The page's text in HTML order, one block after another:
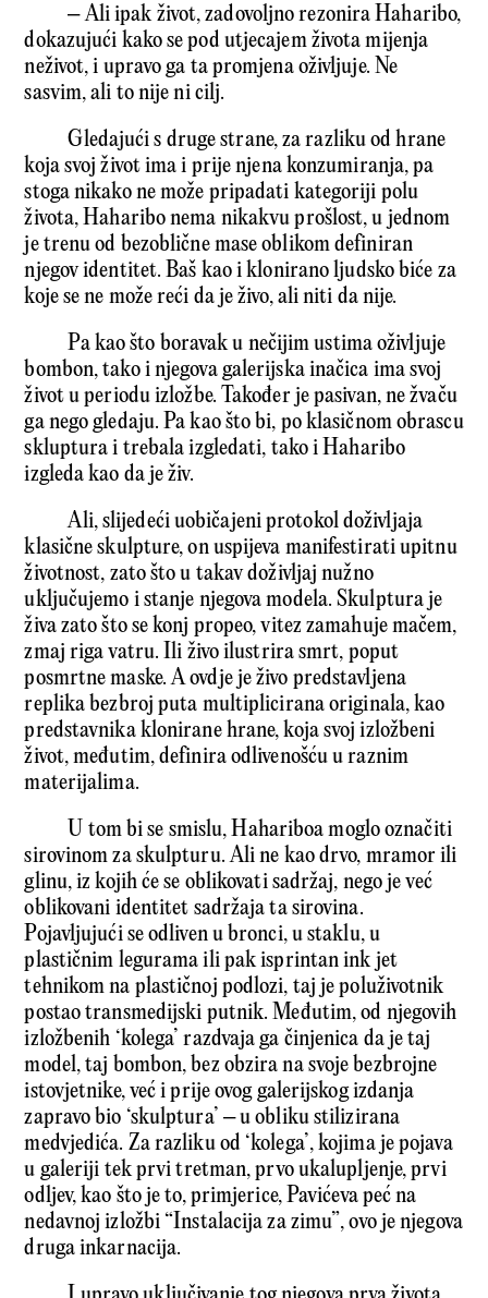
– Ali ipak život, zadovoljno rezonira Haharibo,
dokazujući kako se pod utjecajem života mijenja
neživot, i upravo ga ta promjena oživljuje. Ne
sasvim, ali to nije ni cilj.
Gledajući s druge strane, za razliku od hrane
koja svoj život ima i prije njena konzumiranja, pa
stoga nikako ne može pripadati kategoriji polu
života, Haharibo nema nikakvu prošlost, u jednom
je trenu od bezoblične mase oblikom definiran
njegov identitet. Baš kao i klonirano ljudsko biće za
koje se ne može reći da je živo, ali niti da nije.
Pa kao što boravak u nečijim ustima oživljuje
bombon, tako i njegova galerijska inačica ima svoj
život u periodu izložbe. Također je pasivan, ne žvaču
ga nego gledaju. Pa kao što bi, po klasičnom obrascu
skluptura i trebala izgledati, tako i Haharibo
izgleda kao da je živ.
Ali, slijedeći uobičajeni protokol doživljaja
klasične skulpture, on uspijeva manifestirati upitnu
životnost, zato što u takav doživljaj nužno
uključujemo i stanje njegova modela. Skulptura je
živa zato što se konj propeo, vitez zamahuje mačem,
zmaj riga vatru. Ili živo ilustrira smrt, poput
posmrtne maske. A ovdje je živo predstavljena
replika bezbroj puta multiplicirana originala, kao
predstavnika klonirane hrane, koja svoj izložbeni
život, međutim, definira odlivenošću u raznim
materijalima.
U tom bi se smislu, Hahariboa moglo označiti
sirovinom za skulpturu. Ali ne kao drvo, mramor ili
glinu, iz kojih će se oblikovati sadržaj, nego je već
oblikovani identitet sadržaja ta sirovina.
Pojavljujući se odliven u bronci, u staklu, u
plastičnim legurama ili pak isprintan ink jet
tehnikom na plastičnoj podlozi, taj je poluživotnik
postao transmedijski putnik. Međutim, od njegovih
izložbenih ‘kolega’ razdvaja ga činjenica da je taj
model, taj bombon, bez obzira na svoje bezbrojne
istovjetnike, već i prije ovog galerijskog izdanja
zapravo bio ‘skulptura’ – u obliku stilizirana
medvjedića. Za razliku od ‘kolega’, kojima je pojava
u galeriji tek prvi tretman, prvo ukalupljenje, prvi
odljev, kao što je to, primjerice, Pavićeva peć na
nedavnoj izložbi “Instalacija za zimu”, ovo je njegova
druga inkarnacija.